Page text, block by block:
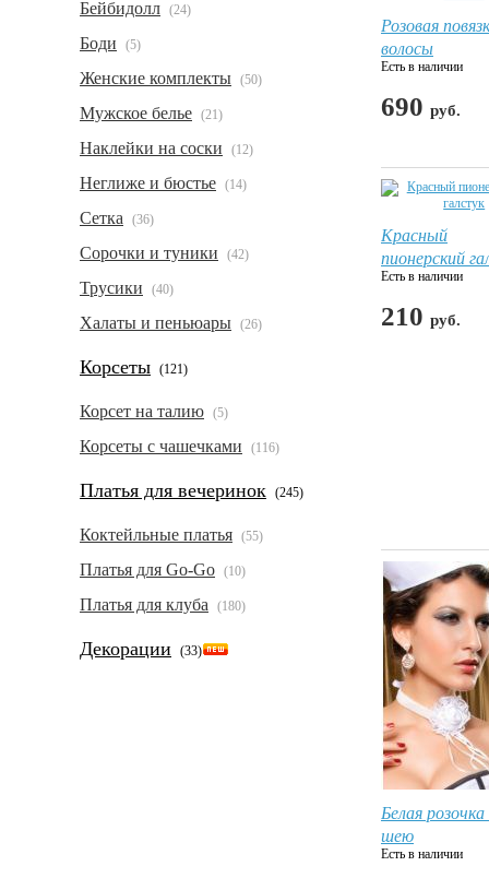
Бейбидолл (24)
Боди (5)
Женские комплекты (50)
Мужское белье (21)
Наклейки на соски (12)
Неглиже и бюстье (14)
Сетка (36)
Сорочки и туники (42)
Трусики (40)
Халаты и пеньюары (26)
Корсеты (121)
Корсет на талию (5)
Корсеты с чашечками (116)
Платья для вечеринок (245)
Коктейльные платья (55)
Платья для Go-Go (10)
Платья для клуба (180)
Декорации (33)
Розовая
волосы
Есть в наличии
690 руб.
Красный
пионерский
Есть в наличии
210 руб.
Белая
шею
Есть в наличии